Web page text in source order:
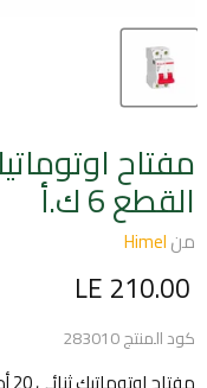
القطع 6 ك.أ
منHimel
السعر الحالي
LE 210.00
كود المنتج283010